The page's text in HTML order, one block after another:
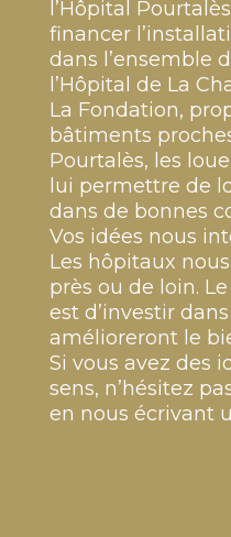
l’Hôpital
financer
dans l’ensemble
l’Hôpital de La
La Fondation,
bâtiments
Pourtalès, les
lui permettre de
dans de bonnes
Vos idées nous
Les hôpitaux
près ou de loin.
est d’investir
amélioreront le
Si vous avez des
sens, n’hésitez
en nous écrivant